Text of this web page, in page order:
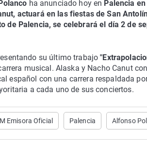
ha anunciado hoy en Palencia
actuará en las fiestas de San
de Palencia, se celebrará el día 2 de
su último trabajo
musical. Alaska y Nacho Canut
español con una carrera respaldada
a cada uno de sus conciertos.
Emisora Oficial Palencia Alfonso